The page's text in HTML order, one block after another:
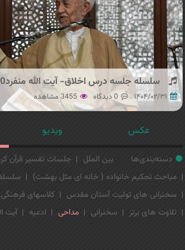
سلسله جلسه درس اخلاق- آیت الله منفرد30-02-1404
۱۴۰۴/۰۲/۳۱ 0 دیدگاه 3455 مشاهده
عکس ویدیو
دسته‌بندی‌ها بین الملل
جلسات تفسیر قرآن
مباحث تحکیم خانواده ( خانه ای مثل بهشت)
سخنرانی های تولیت آستان مقدس
کلاسهای
تلاوت های برتر
سخنرانی مداحی ادعیه
آیت